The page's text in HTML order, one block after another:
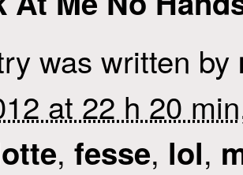
was written by
at 22 h 20 min
, fesse, lol,